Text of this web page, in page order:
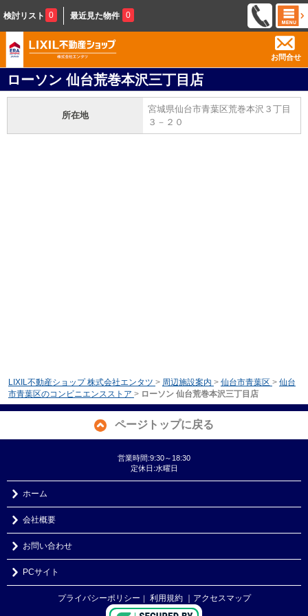
検討リスト 0 最近見た物件 0
お問合せ
ローソン 仙台荒巻本沢三丁目店
所在地
宮城県仙台市青葉区荒巻本沢３丁目
３－２０
LIXIL不動産ショップ 株式会社エンタツ > 周辺施設案内 > 仙台市青葉区 > 仙台
市青葉区のコンビニエンスストア > ローソン 仙台荒巻本沢三丁目店
ページトップに戻る
営業時間:9:30～18:30
定休日:水曜日
ホーム
会社概要
お問い合わせ
PCサイト
プライバシーポリシー ｜ 利用規約 ｜アクセスマップ